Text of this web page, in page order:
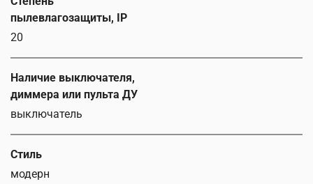
пылевлагозащиты, IP
20
Наличие выключателя,
диммера или пульта ДУ
выключатель
Стиль
модерн